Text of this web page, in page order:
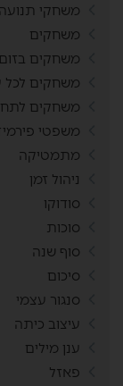
משחקי תנועה
משחקים
משחקים בזום
משחקים
משחקים
משפטי
מתמטיקה
ניהול זמן
סודוקו
סוכות
סוף שנה
סיכום
סנגור עצמי
עיצוב כיתה
ענן מילים
פאזל